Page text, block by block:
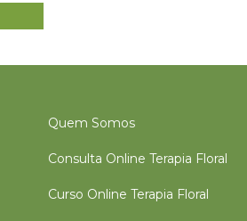
Quem Somos
Consulta Online Terapia Floral
Curso Online Terapia Floral